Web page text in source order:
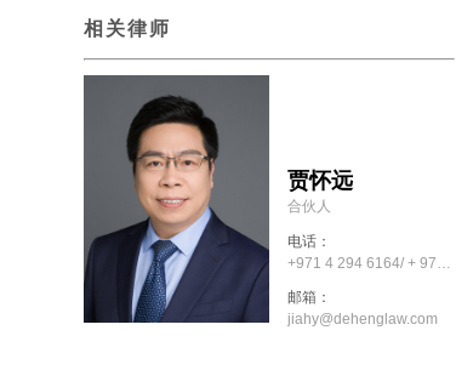
相关律师
贾怀远
合伙人
电话：
+971 4 294 6164/ + 971 50 6445909
邮箱：
jiahy@dehenglaw.com